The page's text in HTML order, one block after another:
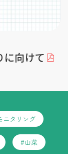
に向けて
ニタリング
#山菜